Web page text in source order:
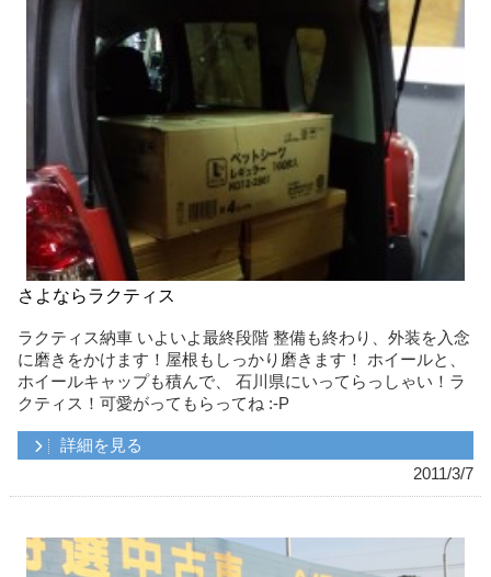
さよならラクティス
ラクティス納車 いよいよ最終段階 整備も終わり、外装を入念
に磨きをかけます！屋根もしっかり磨きます！ ホイールと、
ホイールキャップも積んで、 石川県にいってらっしゃい！ラ
クティス！可愛がってもらってね :-P
詳細を見る
2011/3/7